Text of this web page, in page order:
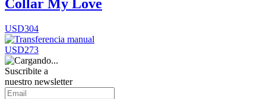
Collar My Love
USD304
USD273
Suscribite a
nuestro newsletter